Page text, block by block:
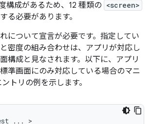
構成があるため、12 種類の <screen>
る必要があります。
について宣言が必要です。指定してい
密度の組み合わせは、アプリが対応し
構成と見なされます。以下に、アプリ
準画面にのみ対応している場合のマニ
トリの例を示します。
...